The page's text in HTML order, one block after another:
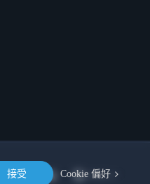
接受 Cookie 偏好